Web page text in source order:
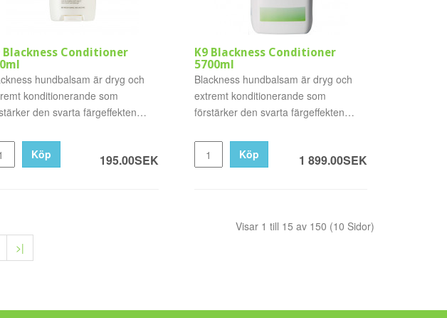
Blackness Conditioner
hundbalsam är dryg och
konditionerande som
den svarta färgeffekten
195.00SEK
Köp
K9 Blackness Conditioner
5700ml
Blackness hundbalsam är dryg och
extremt konditionerande som
förstärker den svarta färgeffekten
1 899.00SEK
Köp
>|
Visar 1 till 15 av 150 (10 Sidor)